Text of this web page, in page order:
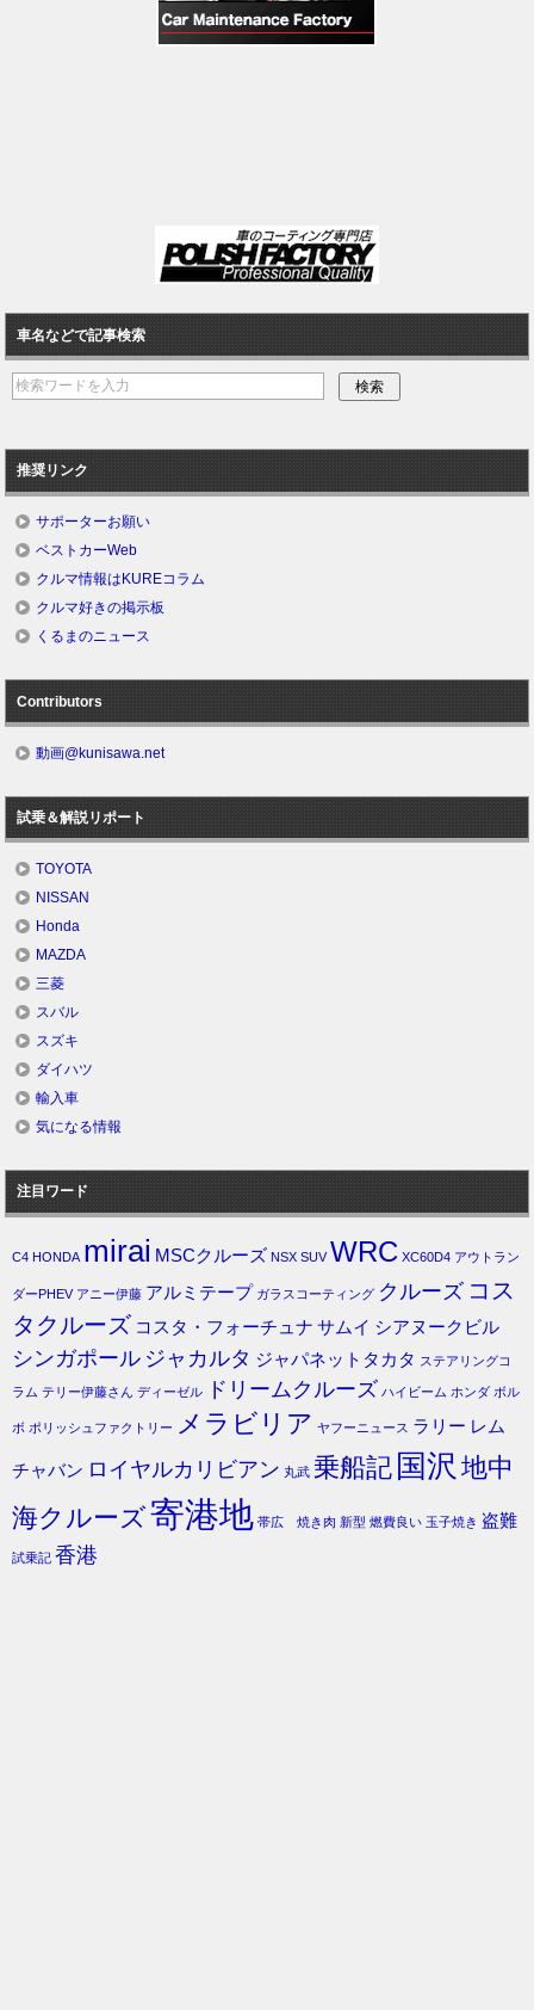
車名などで記事検索
推奨リンク
サポーターお願い
ベストカーWeb
クルマ情報はKUREコラム
クルマ好きの掲示板
くるまのニュース
Contributors
動画@kunisawa.net
試乗＆解説リポート
TOYOTA
NISSAN
Honda
MAZDA
三菱
スバル
スズキ
ダイハツ
輸入車
気になる情報
注目ワード
C4 HONDA mirai MSCクルーズ NSX SUV WRC XC60D4 アウトラン
ダーPHEV アニー伊藤 アルミテープ ガラスコーティング クルーズ コス
タクルーズ コスタ・フォーチュナ サムイ シアヌークビル
シンガポール ジャカルタ ジャパネットタカタ ステアリングコ
ラム テリー伊藤さん ディーゼル ドリームクルーズ ハイビーム ホンダ ボル
ボ ポリッシュファクトリー メラビリア ヤフーニュース ラリー レム
チャバン ロイヤルカリビアン 丸武 乗船記 国沢 地中
海クルーズ寄港地 帯広 焼き肉 新型 燃費良い 玉子焼き 盗難
試乗記 香港